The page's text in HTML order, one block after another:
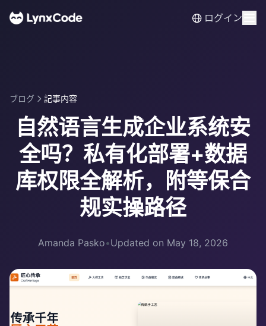
ログイン
ブログ 記事内容
自然语言生成企业系统安
全吗？私有化部署+数据
库权限全解析，附等保合
规实操路径
Amanda Pasko•Updated on May 18, 2026